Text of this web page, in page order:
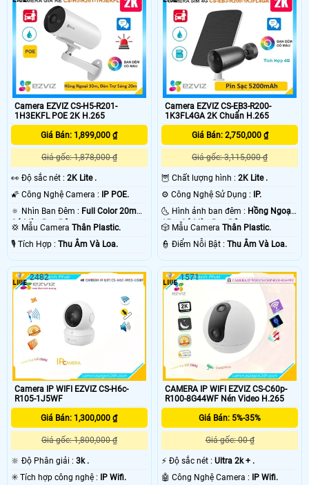
Camera EZVIZ CS-H5-R201-
1H3EKFL POE 2K H.265
Giá Bán: 1,899,000 ₫
Giá gốc: 1,878,000 ₫
️👀 Độ sắc nét : 2K Lite .
🌠 Công Nghệ Camera :
IP POE.
🔅 Nhìn Ban Đêm : Full Color 20m
Có Màu Ban Ðêm.
💢 Mẫu Camera Thân Plastic.
️🎙 Tích Hợp : Thu Âm Và Loa.
Camera EZVIZ CS-EB3-R200-
1K3FL4GA 2K Chuẩn H.265
Giá Bán: 2,750,000 ₫
Giá gốc: 3,115,000 ₫
🦉 Chất lượng hình :2K Lite .
⚙ Công Nghệ Sử Dụng :
IP.
🌜 Hình ảnh ban đêm : Hồng Ngoại
15m Có Màu Ban Ðêm.
🎲 Mẫu CameraThân Plastic.
️👮 Điểm Nỗi Bật :Thu Âm Và Loa.
Camera IP WIFI EZVIZ CS-H6c-
R105-1J5WF
Giá Bán: 1,300,000 ₫
Giá gốc: 1,800,000 ₫
🔆 Độ Phân giải : 3k .
✳️ Tích hợp công nghệ : IP Wifi.
2482
CAMERA IP WIFI EZVIZ CS-C60p-
R100-8G44WF Nén Video H.265
Giá Bán: 5%-35%
Giá gốc: 00 ₫
️⚡ Độ sắc nét :Ultra 2k + .
🤖️ Công Nghệ Camera : IP Wifi.
1571